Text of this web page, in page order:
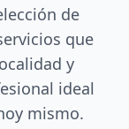
de
que
y
ideal
mismo.